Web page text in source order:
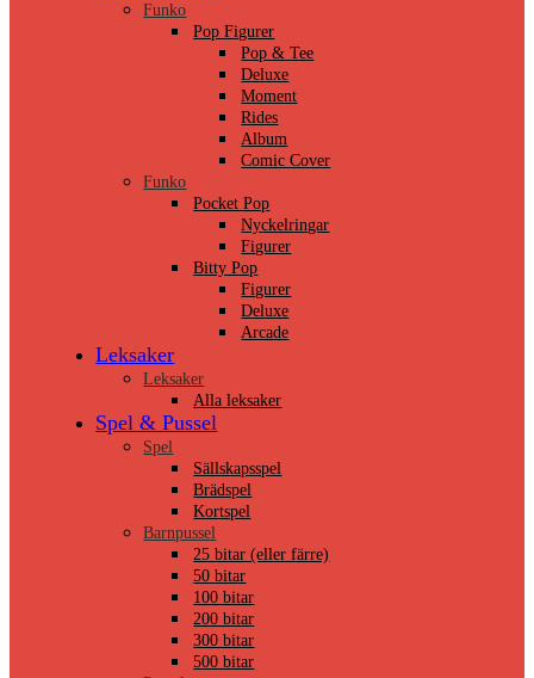
Funko
Pop Figurer
Pop & Tee
Deluxe
Moment
Rides
Album
Comic Cover
Funko
Pocket Pop
Nyckelringar
Figurer
Bitty Pop
Figurer
Deluxe
Arcade
Leksaker
Leksaker
Alla leksaker
Spel & Pussel
Spel
Sällskapsspel
Brädspel
Kortspel
Barnpussel
25 bitar (eller färre)
50 bitar
100 bitar
200 bitar
300 bitar
500 bitar